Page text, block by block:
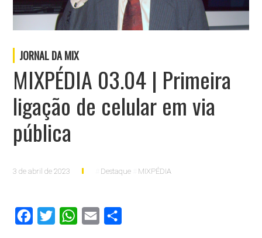
JORNAL DA MIX
MIXPÉDIA 03.04 | Primeira
ligação de celular em via
pública
3 de abril de 2023 Destaque MIXPÉDIA
FacebookTwitter WhatsApp
Email